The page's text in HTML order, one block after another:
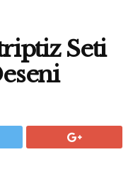
Seti